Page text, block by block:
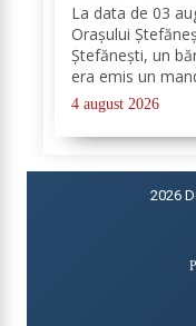
La data de 03
Orașului
Ștefănești, un
era emis un
închisoarea.
20 de zile pentru
4 august 2026
2026